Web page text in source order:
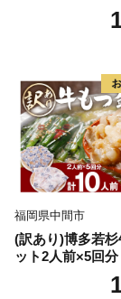
福岡県中間市
(訳あり)博多若
ット2人前×5回